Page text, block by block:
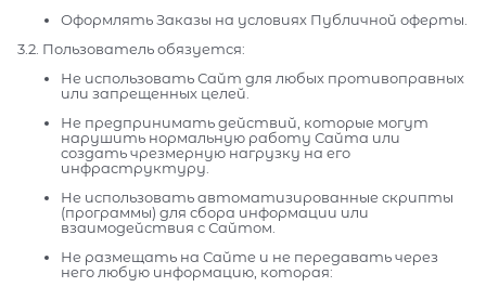
Оформлять Заказы на условиях Публичной оферты.
3.2. Пользователь обязуется:
Не использовать Сайт для любых противоправных
или запрещенных целей.
Не предпринимать действий, которые могут
нарушить нормальную работу Сайта или
создать чрезмерную нагрузку на его
инфраструктуру.
Не использовать автоматизированные скрипты
(программы) для сбора информации или
взаимодействия с Сайтом.
Не размещать на Сайте и не передавать через
него любую информацию, которая: